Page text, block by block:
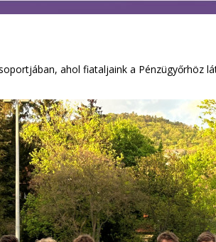
ahol fiataljaink a Pénzügyőrhöz